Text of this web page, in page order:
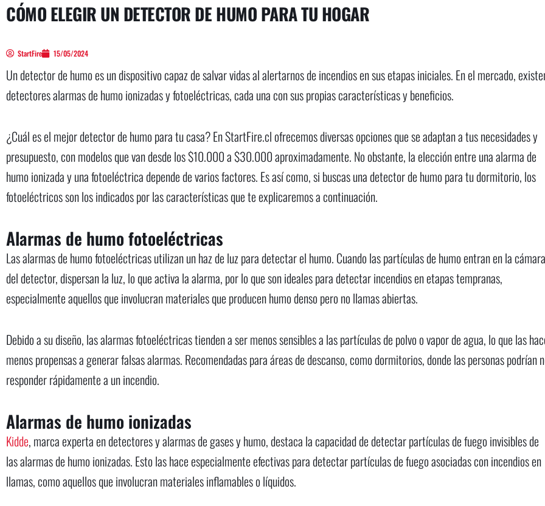
CÓMO ELEGIR UN DETECTOR DE HUMO PARA TU HOGAR
StartFire 15/05/2024
Un detector de humo es un dispositivo capaz de salvar vidas al alertarnos de incendios en sus etapas iniciales. En el mercado,
detectores alarmas de humo ionizadas y fotoeléctricas, cada una con sus propias características y beneficios.
¿Cuál es el mejor detector de humo para tu casa? En StartFire.cl ofrecemos diversas opciones que se adaptan a tus necesidades y
presupuesto, con modelos que van desde los $10.000 a $30.000 aproximadamente. No obstante, la elección entre una alarma de
humo ionizada y una fotoeléctrica depende de varios factores. Es así como, si buscas una detector de humo para tu dormitorio, los
fotoeléctricos son los indicados por las características que te explicaremos a continuación.
Alarmas de humo fotoeléctricas
Las alarmas de humo fotoeléctricas utilizan un haz de luz para detectar el humo. Cuando las partículas de humo entran en la cámara
del detector, dispersan la luz, lo que activa la alarma, por lo que son ideales para detectar incendios en etapas tempranas,
especialmente aquellos que involucran materiales que producen humo denso pero no llamas abiertas.
Debido a su diseño, las alarmas fotoeléctricas tienden a ser menos sensibles a las partículas de polvo o vapor de agua, lo que las
menos propensas a generar falsas alarmas. Recomendadas para áreas de descanso, como dormitorios, donde las personas podrían
responder rápidamente a un incendio.
Alarmas de humo ionizadas
Kidde, marca experta en detectores y alarmas de gases y humo, destaca la capacidad de detectar partículas de fuego invisibles de
las alarmas de humo ionizadas. Esto las hace especialmente efectivas para detectar partículas de fuego asociadas con incendios en
llamas, como aquellos que involucran materiales inflamables o líquidos.